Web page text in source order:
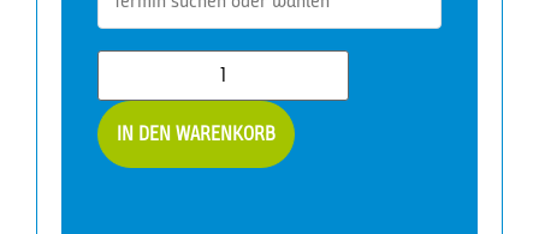
365
IN DEN WARENKORB